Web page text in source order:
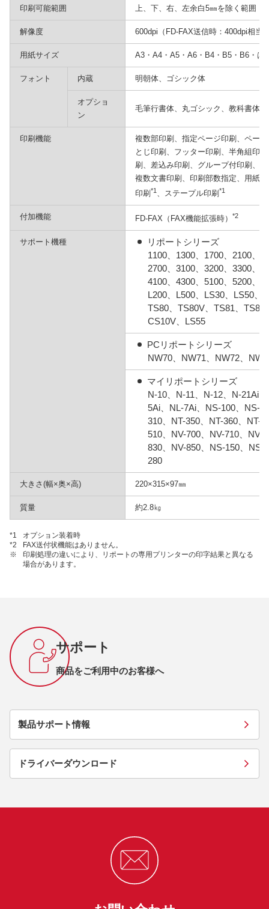
印刷可能範囲 上、下、右、左余白5㎜を除く範囲
解像度 600dpi（FD-FAX送信時：400dpi相当
用紙サイズ A3・A4・A5・A6・B4・B5・B6・は
フォント 内蔵 明朝体、ゴシック体
オプショ
ン
毛筆行書体、丸ゴシック、教科書体
印刷機能
複数部印刷、指定ページ印刷、ペー
とじ印刷、フッター印刷、半角組印
刷、差込み印刷、グループ付印刷、
複数文書印刷、印刷部数指定、用紙
印刷 *1 、ステープル印刷 *1
付加機能 FD-FAX（FAX機能拡張時） *2
サポート機種
リポートシリーズ
1100、1300、1700、2100、
2700、3100、3200、3300、
4100、4300、5100、5200、
L200、L500、LS30、LS50、
TS80、TS80V、TS81、
CS10V、LS55
PCリポートシリーズ
NW70、NW71、NW72、
マイリポートシリーズ
N-10、N-11、N-12、N-21Ai
5Ai、NL-7Ai、NS-100、NS-
310、NT-350、NT-360、NT-
510、NV-700、NV-710、NV-
830、NV-850、NS-150、NS-
280
大きさ(幅×奥×高) 220×315×97㎜
質量 約2.8㎏
*1
オプション装着時
*2
FAX送付状機能はありません。
※
印刷処理の違いにより、リポートの専用プリンターの印字結果と異なる
場合があります。
サポート
商品をご利用中のお客様へ
製品サポート情報
ドライバーダウンロード